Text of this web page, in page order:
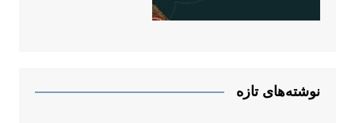
نوشته‌های تازه